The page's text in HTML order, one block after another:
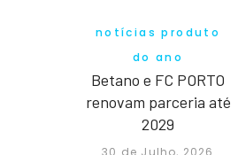
notícias produto
do ano
Betano e FC PORTO
renovam parceria até
2029
30 de Julho, 2026